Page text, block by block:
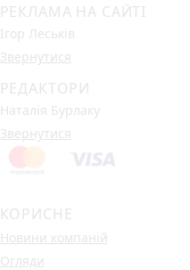
РЕКЛАМА НА САЙТІ
Ігор Леськів
Звернутися
РЕДАКТОРИ
Наталія Бурлаку
Звернутися
КОРИСНЕ
Новини компаній
Огляди